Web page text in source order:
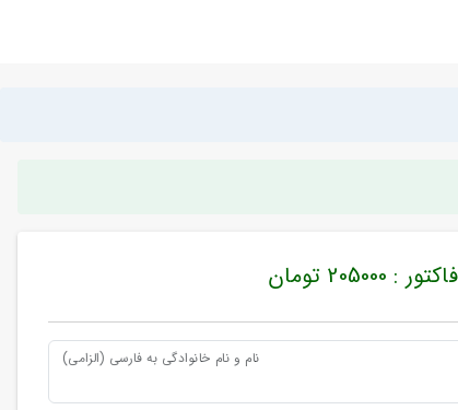
205000 تومان
نام و نام خانوادگی به فارسی (الزامی)